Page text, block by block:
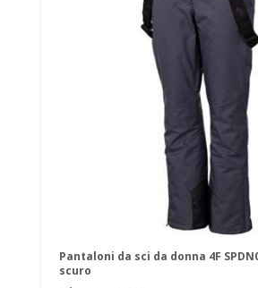
Pantaloni da sci da donna 4F
scuro